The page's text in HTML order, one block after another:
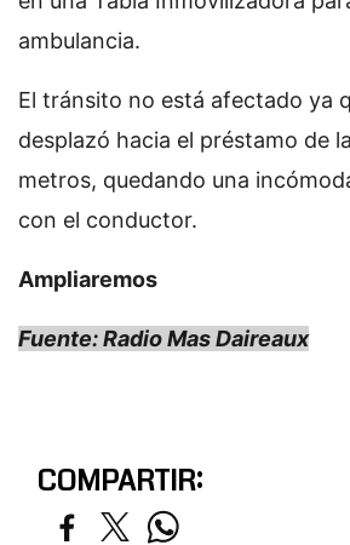
ambulancia.
El tránsito no está afectado ya
desplazó hacia el préstamo de
metros, quedando una
con el conductor.
Ampliaremos
Fuente: Radio Mas Daireaux
COMPARTIR: